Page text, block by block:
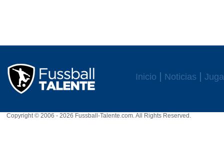
Inicio Noticias
Copyright © 2006 - 2026 Fussball-Talente.com. All Rights Reserved.